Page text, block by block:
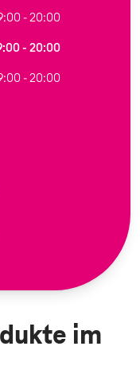
- 20:00
- 20:00
- 20:00
im